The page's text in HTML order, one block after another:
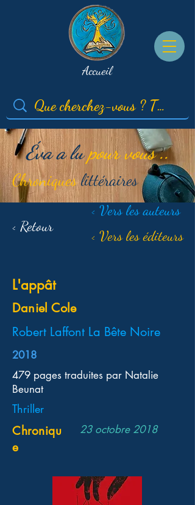
Accueil
Éva a lupour vous ..
Chroniqueslittéraires
< Retour
< Vers les auteurs
< Vers les éditeurs
L'appât
Daniel Cole
Robert Laffont La Bête Noire
2018
479 pages traduites par Natalie
Beunat
Thriller
Chroniqu
e
23 octobre 2018